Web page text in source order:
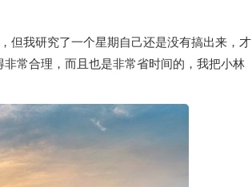
但我研究了一个星期自己还是没有搞出来，才
常合理，而且也是非常省时间的，我把小林